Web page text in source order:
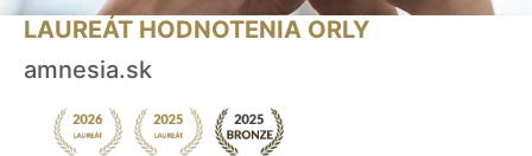
LAUREÁT HODNOTENIA ORLY
amnesia.sk